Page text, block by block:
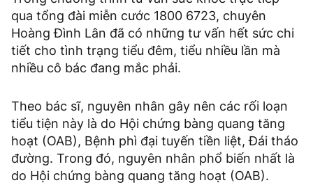
qua tổng đài miễn cước 1800 6723, chuyên
Hoàng Đình Lân đã có những tư vấn hết sức chi
tiết cho tình trạng tiểu đêm, tiểu nhiều lần mà
nhiều cô bác đang mắc phải.
Theo bác sĩ, nguyên nhân gây nên các rối loạn
tiểu tiện này là do Hội chứng bàng quang tăng
hoạt (OAB), Bệnh phì đại tuyến tiền liệt, Đái tháo
đường. Trong đó, nguyên nhân phổ biến nhất là
do Hội chứng bàng quang tăng hoạt (OAB).